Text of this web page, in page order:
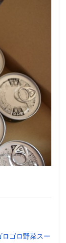
ゴロ野菜スー